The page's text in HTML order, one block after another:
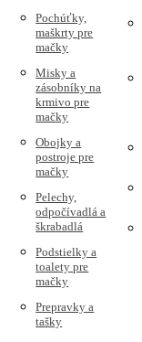
Pochúťky,
maškrty pre
mačky
Misky a
zásobníky na
krmivo pre
mačky
Obojky a
postroje pre
mačky
Pelechy,
odpočívadlá a
škrabadlá
Podstielky a
toalety pre
mačky
Prepravky a
tašky